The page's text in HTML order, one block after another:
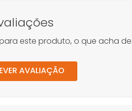
este produto, o que acha
AVALIAÇÃO